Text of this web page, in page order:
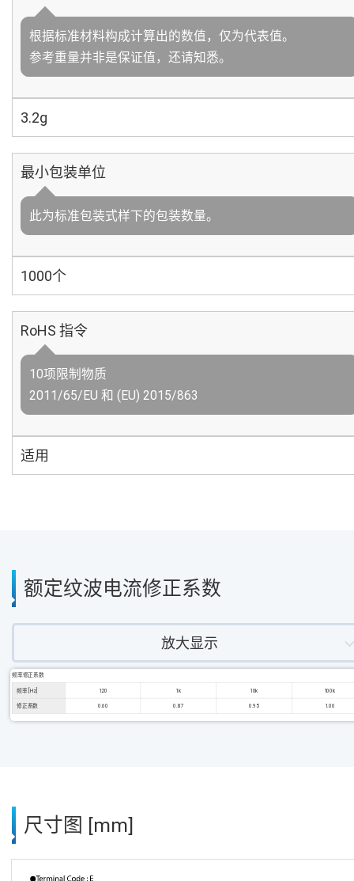
根据标准材料构成计算出的数值，仅为代表值。
参考重量并非是保证值，还请知悉。
3.2g
最小包装单位
此为标准包装式样下的包装数量。
1000个
RoHS 指令
10项限制物质
2011/65/EU 和 (EU) 2015/863
适用
额定纹波电流修正系数
放大显示
频率修正系数
频率 [Hz] 120 1k 10k 100k
修正系数 0.60 0.87 0.95 1.00
尺寸图 [mm]